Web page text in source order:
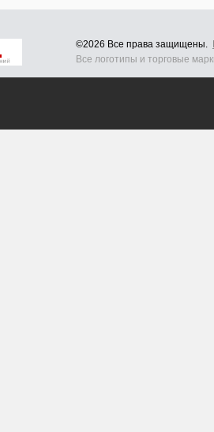
©2026 Все права защищены.
Все логотипы и торговые